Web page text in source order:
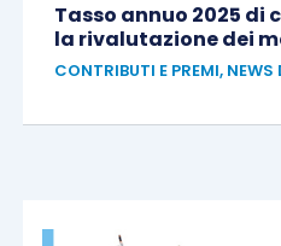
Tasso annuo 2025 di
la rivalutazione dei
CONTRIBUTI E PREMI, NEWS